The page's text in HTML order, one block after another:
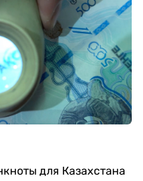
для Казахстана